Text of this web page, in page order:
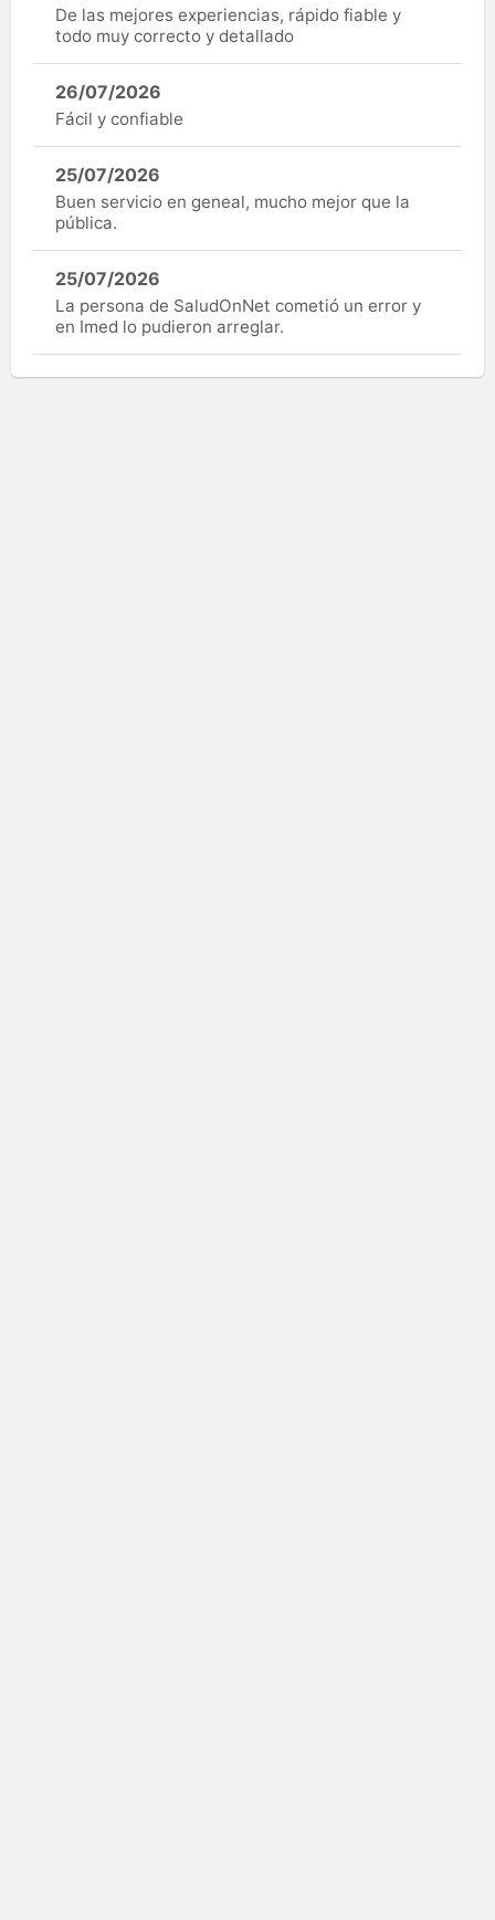
De las mejores experiencias, rápido fiable y
todo muy correcto y detallado
26/07/2026
Fácil y confiable
25/07/2026
Buen servicio en geneal, mucho mejor que la
pública.
25/07/2026
La persona de SaludOnNet cometió un error y
en Imed lo pudieron arreglar.